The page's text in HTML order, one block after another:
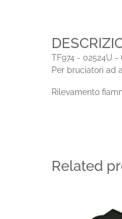
TF974 - 02524U -
Per bruciatori ad
Rilevamento
Related